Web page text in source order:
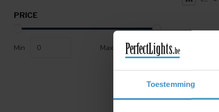
Toestemming
PRICE
Min Max